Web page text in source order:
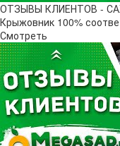
ОТЗЫВЫ КЛИЕНТОВ -
Крыжовник 100%
Смотреть